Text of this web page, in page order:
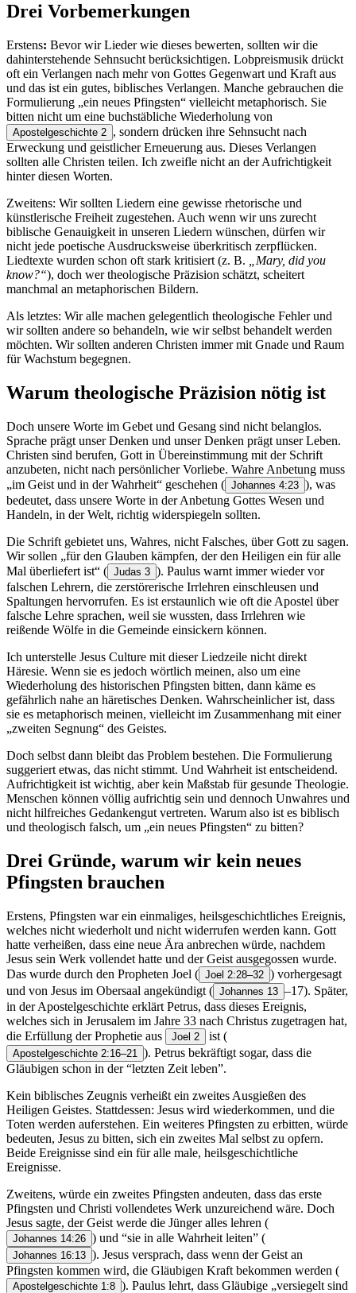
Drei Vorbemerkungen
Erstens: Bevor wir Lieder wie dieses bewerten, sollten wir die
dahinterstehende Sehnsucht berücksichtigen. Lobpreismusik drückt
oft ein Verlangen nach mehr von Gottes Gegenwart und Kraft aus
und das ist ein gutes, biblisches Verlangen. Manche gebrauchen die
Formulierung „ein neues Pfingsten“ vielleicht metaphorisch. Sie
bitten nicht um eine buchstäbliche Wiederholung von
Apostelgeschichte 2 , sondern drücken ihre Sehnsucht nach
Erweckung und geistlicher Erneuerung aus. Dieses Verlangen
sollten alle Christen teilen. Ich zweifle nicht an der Aufrichtigkeit
hinter diesen Worten.
Zweitens: Wir sollten Liedern eine gewisse rhetorische und
künstlerische Freiheit zugestehen. Auch wenn wir uns zurecht
biblische Genauigkeit in unseren Liedern wünschen, dürfen wir
nicht jede poetische Ausdrucksweise überkritisch zerpflücken.
Liedtexte wurden schon oft stark kritisiert (z. B.
„Mary, did you
know?“), doch wer theologische Präzision schätzt, scheitert
manchmal an metaphorischen Bildern.
Als letztes: Wir alle machen gelegentlich theologische Fehler und
wir sollten andere so behandeln, wie wir selbst behandelt werden
möchten. Wir sollten anderen Christen immer mit Gnade und Raum
für Wachstum begegnen.
Warum theologische Präzision nötig ist
Doch unsere Worte im Gebet und Gesang sind nicht belanglos.
Sprache prägt unser Denken und unser Denken prägt unser Leben.
Christen sind berufen, Gott in Übereinstimmung mit der Schrift
anzubeten, nicht nach persönlicher Vorliebe. Wahre Anbetung muss
„im Geist und in der Wahrheit“ geschehen ( Johannes 4:23 ), was
bedeutet, dass unsere Worte in der Anbetung Gottes Wesen und
Handeln, in der Welt, richtig widerspiegeln sollten.
Die Schrift gebietet uns, Wahres, nicht Falsches, über Gott zu sagen.
Wir sollen „für den Glauben kämpfen, der den Heiligen ein für alle
Mal überliefert ist“ ( Judas 3 ). Paulus warnt immer wieder vor
falschen Lehrern, die zerstörerische Irrlehren einschleusen und
Spaltungen hervorrufen. Es ist erstaunlich wie oft die Apostel über
falsche Lehre sprachen, weil sie wussten, dass Irrlehren wie
reißende Wölfe in die Gemeinde einsickern können.
Ich unterstelle Jesus Culture mit dieser Liedzeile nicht direkt
Häresie. Wenn sie es jedoch wörtlich meinen, also um eine
Wiederholung des historischen Pfingsten bitten, dann käme es
gefährlich nahe an häretisches Denken. Wahrscheinlicher ist, dass
sie es metaphorisch meinen, vielleicht im Zusammenhang mit einer
„zweiten Segnung“ des Geistes.
Doch selbst dann bleibt das Problem bestehen. Die Formulierung
suggeriert etwas, das nicht stimmt. Und Wahrheit ist entscheidend.
Aufrichtigkeit ist wichtig, aber kein Maßstab für gesunde Theologie.
Menschen können völlig aufrichtig sein und dennoch Unwahres und
nicht hilfreiches Gedankengut vertreten. Warum also ist es biblisch
und theologisch falsch, um „ein neues Pfingsten“ zu bitten?
Drei Gründe, warum wir kein neues
Pfingsten brauchen
Erstens, Pfingsten war ein einmaliges, heilsgeschichtliches Ereignis,
welches nicht wiederholt und nicht widerrufen werden kann. Gott
hatte verheißen, dass eine neue Ära anbrechen würde, nachdem
Jesus sein Werk vollendet hatte und der Geist ausgegossen wurde.
Das wurde durch den Propheten Joel ( Joel 2:28–32 ) vorhergesagt
und von Jesus im Obersaal angekündigt ( Johannes 13 –17). Später,
in der Apostelgeschichte erklärt Petrus, dass dieses Ereignis,
welches sich in Jerusalem im Jahre 33 nach Christus zugetragen hat,
die Erfüllung der Prophetie aus
Joel 2 ist (
Apostelgeschichte 2:16–21
). Petrus bekräftigt sogar, dass die
Gläubigen schon in der “letzten Zeit leben”.
Kein biblisches Zeugnis verheißt ein zweites Ausgießen des
Heiligen Geistes. Stattdessen: Jesus wird wiederkommen, und die
Toten werden auferstehen. Ein weiteres Pfingsten zu erbitten, würde
bedeuten, Jesus zu bitten, sich ein zweites Mal selbst zu opfern.
Beide Ereignisse sind ein für alle male, heilsgeschichtliche
Ereignisse.
Zweitens, würde ein zweites Pfingsten andeuten, dass das erste
Pfingsten und Christi vollendetes Werk unzureichend wäre. Doch
Jesus sagte, der Geist werde die Jünger alles lehren (
Johannes 14:26 ) und “sie in alle Wahrheit leiten” (
Johannes 16:13 ). Jesus versprach, dass wenn der Geist an
Pfingsten kommen wird, die Gläubigen Kraft bekommen werden (
Apostelgeschichte 1:8 ). Paulus lehrt, dass Gläubige „versiegelt sind